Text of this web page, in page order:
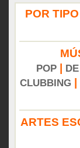
POR
POP
CLUBBING
ARTES